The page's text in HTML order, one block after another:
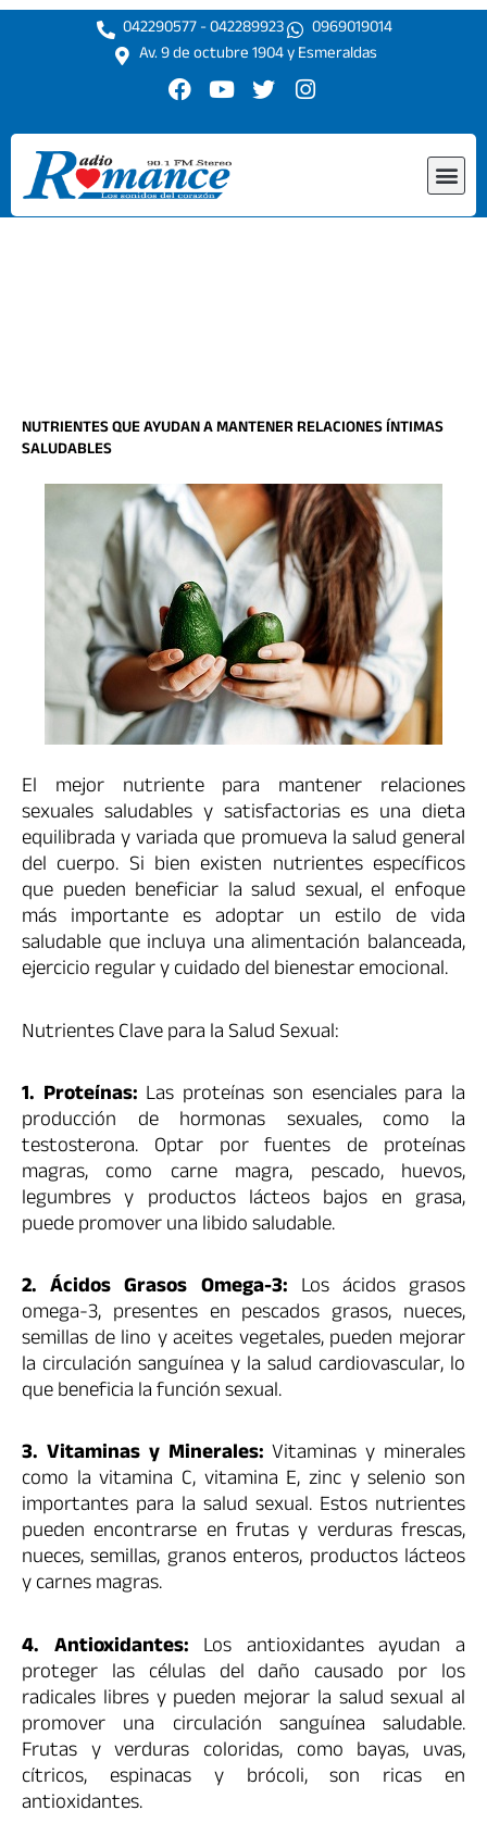
Ir
042290577 - 042289923
0969019014
Av. 9 de octubre 1904 y Esmeraldas
F
c
e
b
o
o
Y
u
t
u
b
e
T
i
r
I
s
r
NUTRIENTES QUE AYUDAN A MANTENER RELACIONES ÍNTIMAS
SALUDABLES
El mejor nutriente para mantener relaciones
sexuales saludables y satisfactorias es una dieta
equilibrada y variada que promueva la salud general
del cuerpo. Si bien existen nutrientes específicos
que pueden beneficiar la salud sexual, el enfoque
más importante es adoptar un estilo de vida
saludable que incluya una alimentación balanceada,
ejercicio regular y cuidado del bienestar emocional.
Nutrientes Clave para la Salud Sexual:
1. Proteínas: Las proteínas son esenciales para la
producción de hormonas sexuales, como la
testosterona. Optar por fuentes de proteínas
magras, como carne magra, pescado, huevos,
legumbres y productos lácteos bajos en grasa,
puede promover una libido saludable.
2. Ácidos Grasos Omega-3: Los ácidos grasos
omega-3, presentes en pescados grasos, nueces,
semillas de lino y aceites vegetales, pueden mejorar
la circulación sanguínea y la salud cardiovascular, lo
que beneficia la función sexual.
3. Vitaminas y Minerales: Vitaminas y minerales
como la vitamina C, vitamina E, zinc y selenio son
importantes para la salud sexual. Estos nutrientes
pueden encontrarse en frutas y verduras frescas,
nueces, semillas, granos enteros, productos lácteos
y carnes magras.
4. Antioxidantes: Los antioxidantes ayudan a
proteger las células del daño causado por los
radicales libres y pueden mejorar la salud sexual al
promover una circulación sanguínea saludable.
Frutas y verduras coloridas, como bayas, uvas,
cítricos, espinacas y brócoli, son ricas en
antioxidantes.